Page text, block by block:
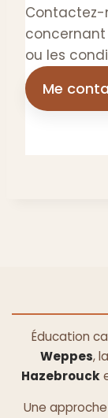
Contactez-
concernant
ou les
Me
Éducation
Weppes, la
Hazebrouck
Une